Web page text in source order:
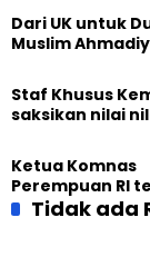
Dari UK untuk
Muslim
Kemanusiaan
Staf Khusus
saksikan nilai
Internasional
Ahmadiyah UK
Ketua Komnas
Perempuan RI
optimisme
Tidak ada